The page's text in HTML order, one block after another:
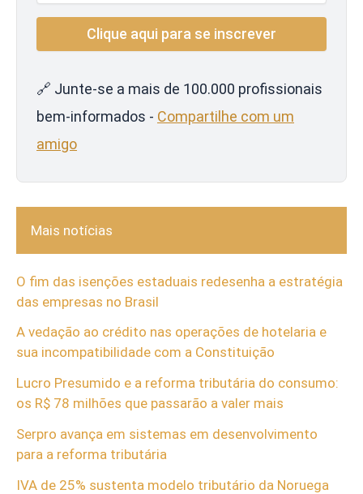
🔗 Junte-se a mais de 100.000 profissionais
bem-informados - Compartilhe com um
amigo
Mais notícias
O fim das isenções estaduais redesenha a estratégia
das empresas no Brasil
A vedação ao crédito nas operações de hotelaria e
sua incompatibilidade com a Constituição
Lucro Presumido e a reforma tributária do consumo:
os R$ 78 milhões que passarão a valer mais
Serpro avança em sistemas em desenvolvimento
para a reforma tributária
IVA de 25% sustenta modelo tributário da Noruega